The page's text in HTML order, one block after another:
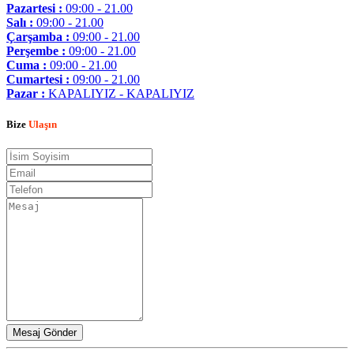
Pazartesi : 09:00 - 21.00
Salı : 09:00 - 21.00
Çarşamba : 09:00 - 21.00
Perşembe : 09:00 - 21.00
Cuma : 09:00 - 21.00
Cumartesi : 09:00 - 21.00
Pazar : KAPALIYIZ - KAPALIYIZ
Bize Ulaşın